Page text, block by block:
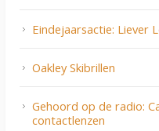
Eindejaarsactie: Liever
Oakley Skibrillen
Gehoord op de radio:
contactlenzen